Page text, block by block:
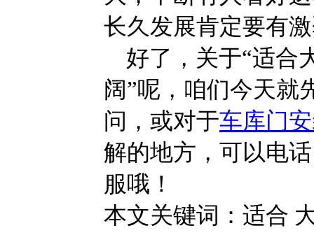
长久发展肯定要有
好了，关于“适合
阔”呢，咱们今天就
问，或对于车库门
解的地方，可以电
服哦！
本文关键词： 适合